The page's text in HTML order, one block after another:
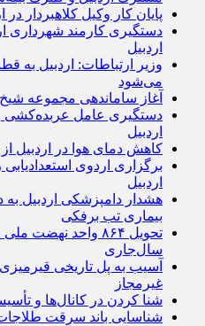
پایان کار وکیل کلاهبردار در
دستگیری کارمند شهرداری
اردبیل
وزیر ارتباطات: اردبیل به
می‌شود
آغاز ساماندهی مجموعه
دستگیری عامل عربده‌کشی
اردبیل
کاهش دمای هوا در اردبیل از
اردبیل
هشدار دامپزشکی اردبیل
بیماری تب برفکی
تحویل ۸۶۴ واحد
سال‌جاری
آسیب به پل تاریخی
غیرمجاز
شنا کردن در کانال‌ها و
شناسایی باند سرقت